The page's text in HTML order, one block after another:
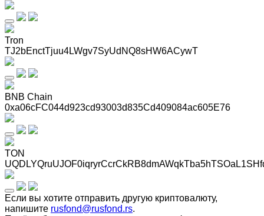
Tron
TJ2bEnctTjuu4LWgv7SyUdNQ8sHW6ACywT
BNB Chain
0xa06cFC044d923cd93003d835Cd409084ac605E76
TON
Если вы хотите отправить другую криптовалюту,
напишите rusfond@rusfond.rs.